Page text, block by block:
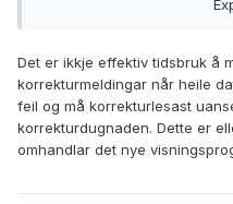
mange som tar
transkriberte,
Det er ikkje effektiv tidsbruk å
korrekturmeldingar når heile
feil og må korrekturlesast
korrekturdugnaden. Dette er
omhandlar det nye